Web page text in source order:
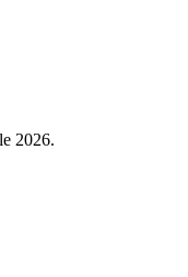
2026.